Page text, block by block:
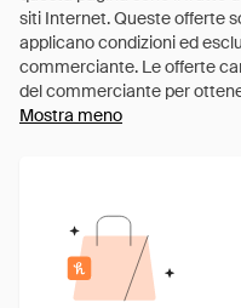
Mostra meno